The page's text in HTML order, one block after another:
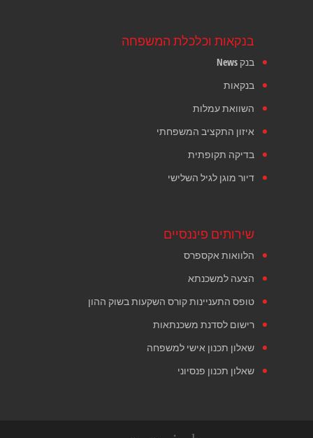
בנקאות וכלכלת המשפחה
בנק News
בנקאות
השוואת עמלות
איזון התקציב המשפחתי
בדיקה תקופתית
דיור מוגן לגיל השלישי
שירותים פיננסיים
הלוואות אקספרס
הצעה למשכנתא
טופס התעניינות קורס השקעות בשוק ההון
רישום לסדנת משכנתאות
שאלון תכנון אישי למשפחה
שאלון תכנון פנסיוני